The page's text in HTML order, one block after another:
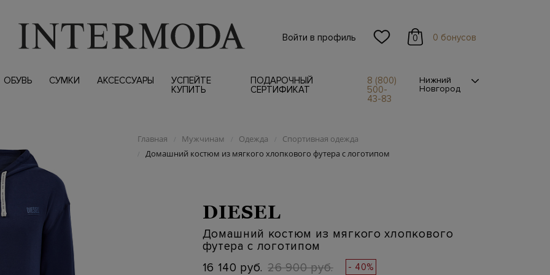
Войти в профиль 0 0 бонусов
ОБУВЬ СУМКИ АКСЕССУАРЫ
УСПЕЙТЕ
КУПИТЬ
ПОДАРОЧНЫЙ
СЕРТИФИКАТ
8 (800)
500-
43-83
Нижний
Новгород
Главная / Мужчинам / Одежда / Спортивная одежда
/ Домашний костюм из мягкого хлопкового футера с логотипом
DIESEL
Домашний костюм из мягкого хлопкового
футера с логотипом
16 140 руб. 26 900 руб. - 40%